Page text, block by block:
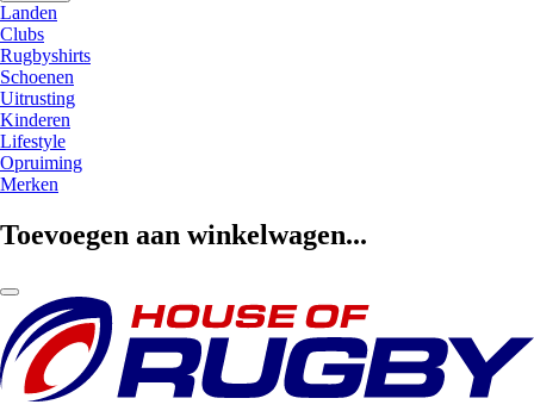
Landen
Clubs
Rugbyshirts
Schoenen
Uitrusting
Kinderen
Lifestyle
Opruiming
Merken
Toevoegen aan winkelwagen...